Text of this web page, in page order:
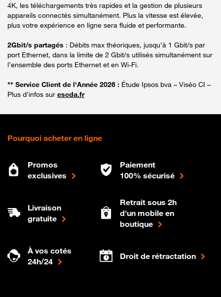
4K, les téléchargements très rapides et la gestion de plusieurs
appareils connectés simultanément. Plus la vitesse est élevée,
plus votre expérience en ligne sera fluide et performante.
2Gbit/s partagés : Débits max théoriques, jusqu’à 1 Gbit/s par
port Ethernet, dans la limite de 2 Gbit/s utilisés simultanément sur
l’ensemble des ports Ethernet et en Wi-Fi.
** Service Client de l'Année 2026 : Étude Ipsos bva – Viséo CI –
Plus d'infos sur escda.fr
Pourquoi acheter en ligne
Promos
exclusives
Paiement
100% sécurisé
Livraison
gratuite
Retrait sous 2h
d'un mobile en
boutique
À vos cotés
24h/24
Droit de rétractation